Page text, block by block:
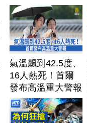
氣溫飆到42.5度、
16人熱死！首爾
發布高溫重大警報